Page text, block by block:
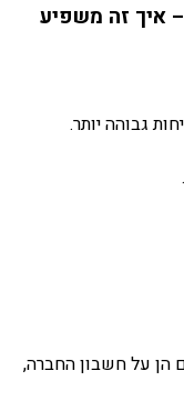
– איך זה משפיע
גבוהה יותר.
הן על חשבון החברה,